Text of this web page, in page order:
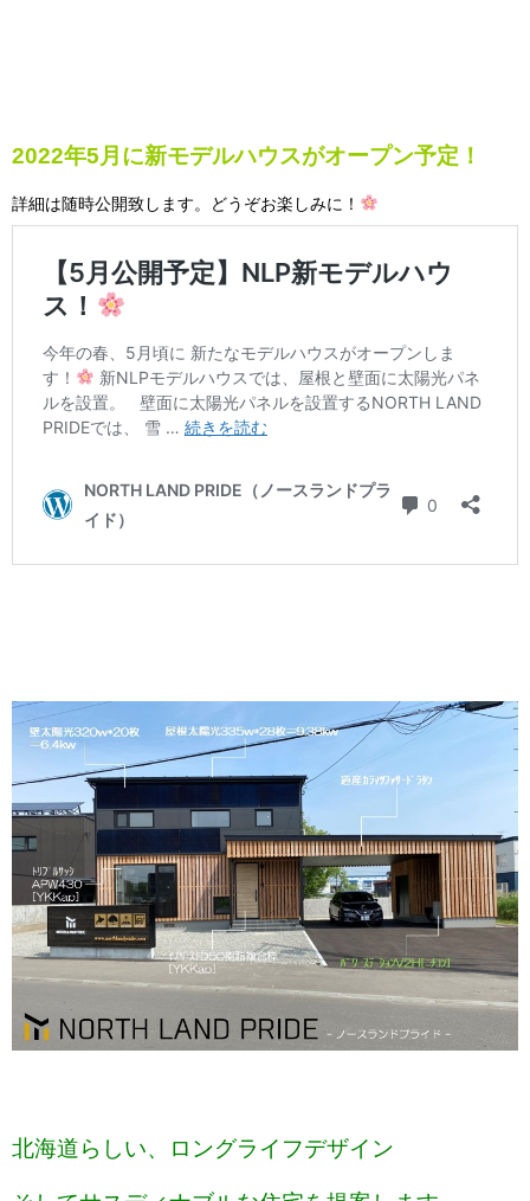
2022年5月に新モデルハウスがオープン予定 ！
詳細は随時公開致します。どうぞお楽しみに！
北海道らしい、ロングライフデザイン